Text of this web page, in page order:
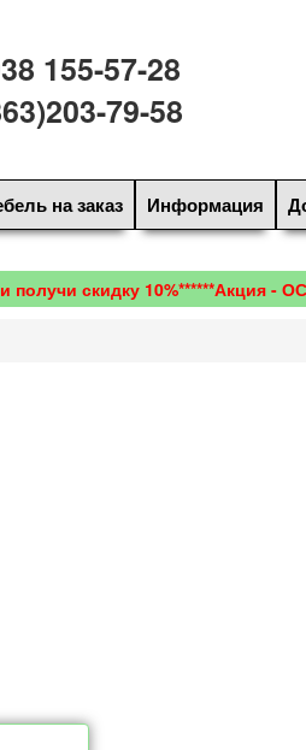
155-57-28
79-58
на заказ Информация
скидку 10%******Акция -